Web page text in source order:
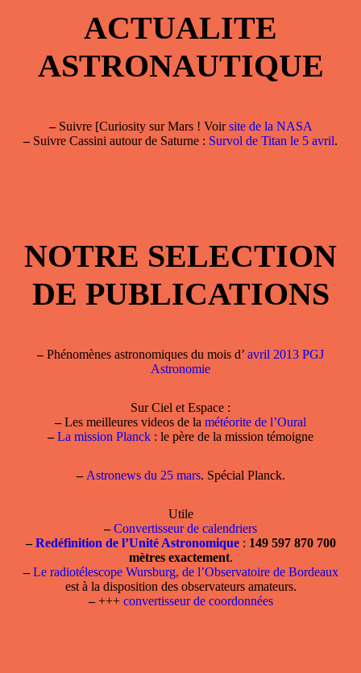
ACTUALITE
ASTRONAUTIQUE
–Suivre [Curiosity sur Mars ! Voirsite de la NASA
–Suivre Cassini autour de Saturne : Survol de Titan le 5 avril.
NOTRE SELECTION
DE PUBLICATIONS
–Phénomènes astronomiques du mois d’ avril 2013 PGJ
Astronomie
Sur Ciel et Espace :
–Les meilleures videos de la météorite de l’Oural
– La mission Planck : le père de la mission témoigne
– Astronews du 25 mars. Spécial Planck.
Utile
– Convertisseur de calendriers
– Redéfinition de l’Unité Astronomique: 149 597 870 700
mètres exactement.
– Le radiotélescope Wursburg, de l’Observatoire de Bordeaux
est à la disposition des observateurs amateurs.
–+++ convertisseur de coordonnées